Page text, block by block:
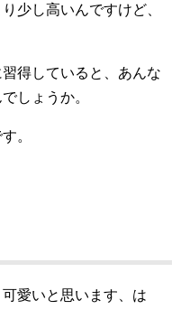
少し高いんですけど、
得していると、あんな
しょうか。
。
愛いと思います、は